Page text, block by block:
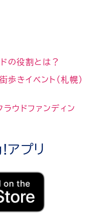
の役割とは？
歩きイベント（札幌）
ラウドファンディン
プリ